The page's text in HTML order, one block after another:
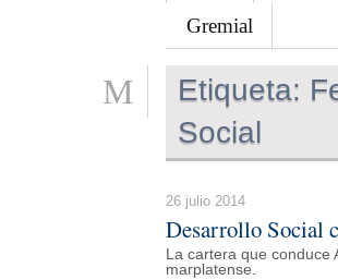
Gremial
Etiqueta:
Social
26 julio 2014
Desarrollo Social
La cartera que conduce
marplatense.